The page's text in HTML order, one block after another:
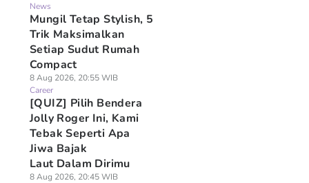
News
Mungil Tetap Stylish, 5
Trik Maksimalkan
Setiap Sudut Rumah
Compact
8 Aug 2026, 20:55 WIB
Career
[QUIZ] Pilih Bendera
Jolly Roger Ini, Kami
Tebak Seperti Apa
Jiwa Bajak
Laut Dalam Dirimu
8 Aug 2026, 20:45 WIB